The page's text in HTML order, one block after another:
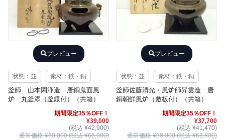
プレビュー
状態：並 素材：鉄・銅
釜師 山本閑浄造 唐銅鬼面風
炉 丸釜添（釜鐶付）（共箱）
期間限定35％OFF！
¥39,000
(税込 ¥42,900)
通常価格 ¥60,000 (税込 ¥66,000)
プレビュー
状態：並 素材：鉄・銅
釜師佐藤清光・風炉師昇雲造 唐
銅朝鮮風炉（敷板付）（共箱）
期間限定35％OFF！
¥37,700
(税込 ¥41,470)
通常価格 ¥58,000 (税込 ¥63,800)